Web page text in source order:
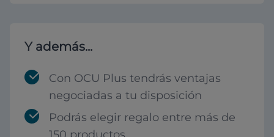
Y además...
Con OCU Plus tendrás ventajas
negociadas a tu disposición
Podrás elegir regalo entre más de
150 productos